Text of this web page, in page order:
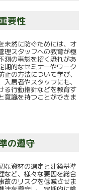
要性
未然に防ぐためには、オ
理スタッフへの教育が極
測の事態を招く恐れがあ
期的なセミナーやワーク
の方法について学び、
居者やスタッフにも、
る行動指針などを教育す
意識を持つことができま
の遵守
な資材の選定と建築基準
など、様々な要因を総合
故のリスクを低減させま